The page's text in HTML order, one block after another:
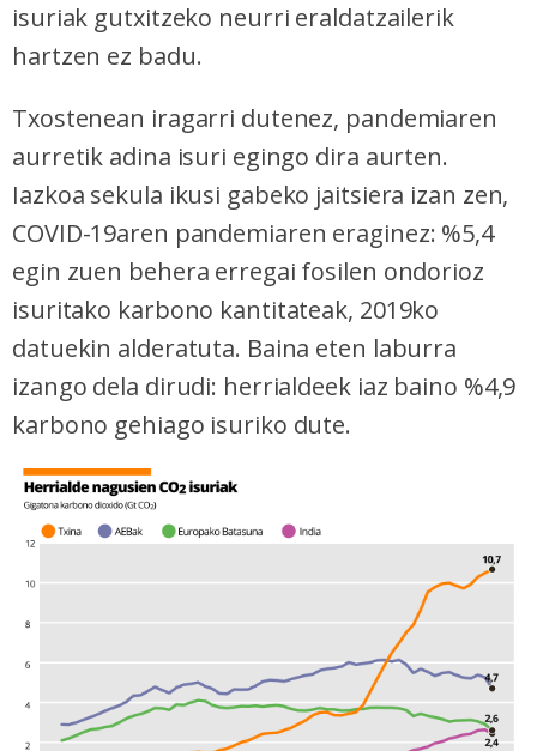
isuriak gutxitzeko neurri eraldatzailerik
hartzen ez badu.
Txostenean iragarri dutenez, pandemiaren
aurretik adina isuri egingo dira aurten.
Iazkoa sekula ikusi gabeko jaitsiera izan zen,
COVID-19aren pandemiaren eraginez: %5,4
egin zuen behera erregai fosilen ondorioz
isuritako karbono kantitateak, 2019ko
datuekin alderatuta. Baina eten laburra
izango dela dirudi: herrialdeek iaz baino %4,9
karbono gehiago isuriko dute.